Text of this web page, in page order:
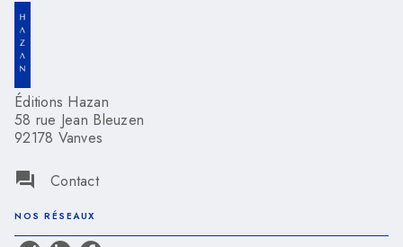
Éditions Hazan
58 rue Jean Bleuzen
92178 Vanves
question_answer Contact
NOS RÉSEAUX